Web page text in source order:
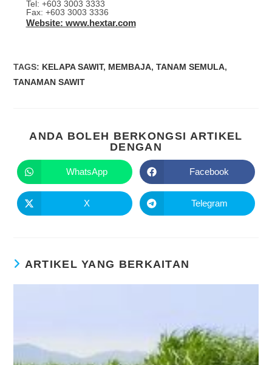
Tel: +603 3003 3333
Fax: +603 3003 3336
Website: www.hextar.com
TAGS: KELAPA SAWIT, MEMBAJA, TANAM SEMULA,
TANAMAN SAWIT
ANDA BOLEH BERKONGSI ARTIKEL
DENGAN
WhatsApp Facebook
X Telegram
ARTIKEL YANG BERKAITAN